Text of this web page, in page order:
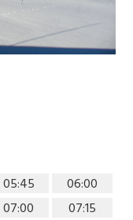
05:45
06:00
07:00
07:15